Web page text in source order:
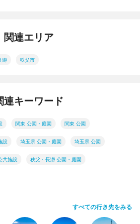
関連エリア
瀞 秩父市
連キーワード
関東 公園・庭園 関東 公園
設 埼玉県 公園・庭園 埼玉県 公園
共施設 秩父・長瀞 公園・庭園
すべての行き先をみる